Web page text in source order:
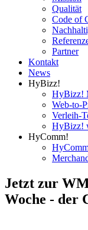
Qualität
Code of
Partner
Kontakt
News
HyBizz!
HyBizz!
Web-to-
Verleih-
HyBizz!
HyComm!
Jetzt zur
Woche - der